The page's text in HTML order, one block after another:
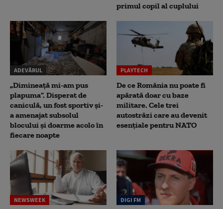
primul copil al cuplului
ADEVĂRUL
„Dimineață mi-am pus
plapuma”. Disperat de
caniculă, un fost sportiv și-
a amenajat subsolul
blocului și doarme acolo în
fiecare noapte
PLAYTECH
De ce România nu poate fi
apărată doar cu baze
militare. Cele trei
autostrăzi care au devenit
esențiale pentru NATO
NEWSWEEK DIGI FM